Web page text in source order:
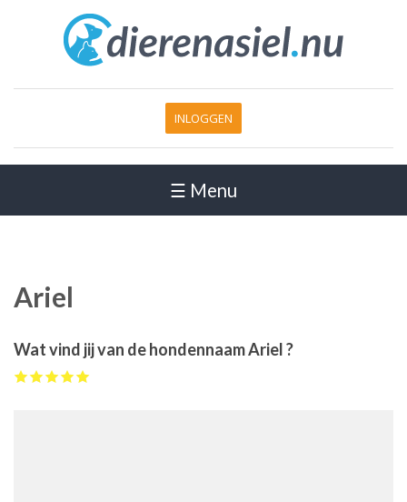
INLOGGEN
☰ Menu
Ariel
Wat vind jij van de hondennaam Ariel ?